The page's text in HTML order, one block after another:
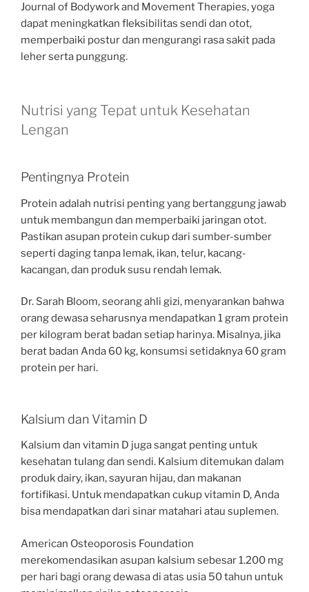
Journal of Bodywork and Movement Therapies, yoga
dapat meningkatkan fleksibilitas sendi dan otot,
memperbaiki postur dan mengurangi rasa sakit pada
leher serta punggung.
Nutrisi yang Tepat untuk Kesehatan
Lengan
Pentingnya Protein
Protein adalah nutrisi penting yang bertanggung jawab
untuk membangun dan memperbaiki jaringan otot.
Pastikan asupan protein cukup dari sumber-sumber
seperti daging tanpa lemak, ikan, telur, kacang-
kacangan, dan produk susu rendah lemak.
Dr. Sarah Bloom, seorang ahli gizi, menyarankan bahwa
orang dewasa seharusnya mendapatkan 1 gram protein
per kilogram berat badan setiap harinya. Misalnya, jika
berat badan Anda 60 kg, konsumsi setidaknya 60 gram
protein per hari.
Kalsium dan Vitamin D
Kalsium dan vitamin D juga sangat penting untuk
kesehatan tulang dan sendi. Kalsium ditemukan dalam
produk dairy, ikan, sayuran hijau, dan makanan
fortifikasi. Untuk mendapatkan cukup vitamin D, Anda
bisa mendapatkan dari sinar matahari atau suplemen.
American Osteoporosis Foundation
merekomendasikan asupan kalsium sebesar 1.200 mg
per hari bagi orang dewasa di atas usia 50 tahun untuk